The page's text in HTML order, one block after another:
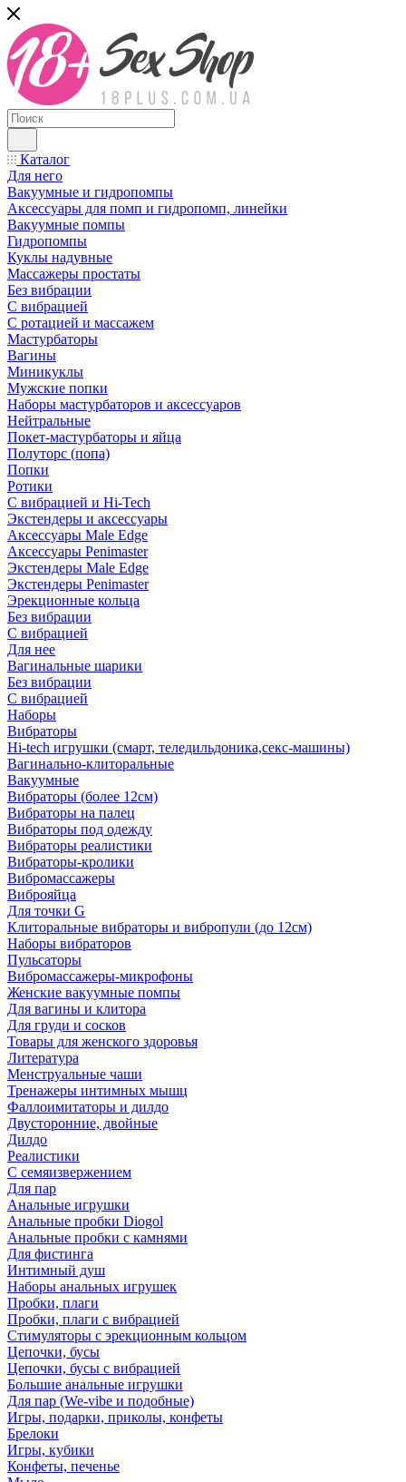
Каталог
Для него
Вакуумные и гидропомпы
Аксессуары для помп и гидропомп, линейки
Вакуумные помпы
Гидропомпы
Куклы надувные
Массажеры простаты
Без вибрации
С вибрацией
С ротацией и массажем
Мастурбаторы
Вагины
Миникуклы
Мужские попки
Наборы мастурбаторов и аксессуаров
Нейтральные
Покет-мастурбаторы и яйца
Полуторс (попа)
Попки
Ротики
С вибрацией и Hi-Tech
Экстендеры и аксессуары
Аксессуары Male Edge
Аксессуары Penimaster
Экстендеры Male Edge
Экстендеры Penimaster
Эрекционные кольца
Без вибрации
С вибрацией
Для нее
Вагинальные шарики
Без вибрации
С вибрацией
Наборы
Вибраторы
Hi-tech игрушки (смарт, теледильдоника,секс-машины)
Вагинально-клиторальные
Вакуумные
Вибраторы (более 12см)
Вибраторы на палец
Вибраторы под одежду
Вибраторы реалистики
Вибраторы-кролики
Вибромассажеры
Виброяйца
Для точки G
Клиторальные вибраторы и вибропули (до 12см)
Наборы вибраторов
Пульсаторы
Вибромассажеры-микрофоны
Женские вакуумные помпы
Для вагины и клитора
Для груди и сосков
Товары для женского здоровья
Литература
Менструальные чаши
Тренажеры интимных мышц
Фаллоимитаторы и дилдо
Двусторонние, двойные
Дилдо
Реалистики
С семяизвержением
Для пар
Анальные игрушки
Анальные пробки Diogol
Анальные пробки с камнями
Для фистинга
Интимный душ
Наборы анальных игрушек
Пробки, плаги
Пробки, плаги с вибрацией
Стимуляторы с эрекционным кольцом
Цепочки, бусы
Цепочки, бусы с вибрацией
Большие анальные игрушки
Для пар (We-vibe и подобные)
Игры, подарки, приколы, конфеты
Брелоки
Игры, кубики
Конфеты, печенье